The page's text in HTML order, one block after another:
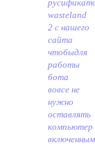
wasteland
2 с нашего
сайта
чтобыдля
работы
бота
вовсе не
нужно
оставлять
компьютер
включенным